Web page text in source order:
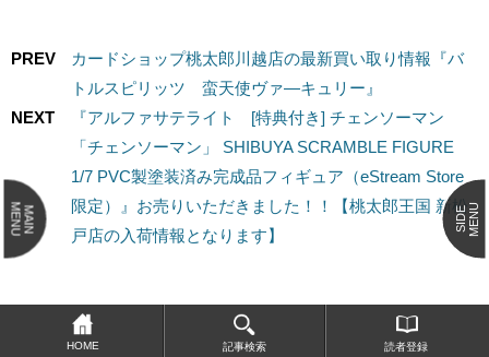
PREV
カードショップ桃太郎川越店の最新買い取り情報『バ
トルスピリッツ 蛮天使ヴァ―キュリー』
NEXT
『アルファサテライト [特典付き] ​チェンソーマン ​
「チェンソーマン」 ​SHIBUYA ​SCRAMBLE ​FIGURE ​
1/7 ​PVC製塗装済み完成品フィギュア（eStream ​Store
限定）』お売りいただきました！！【桃太郎王国 新松
戸店の入荷情報となります】
MAIN
MENU SIDEMENU
HOME 記事検索 読者登録